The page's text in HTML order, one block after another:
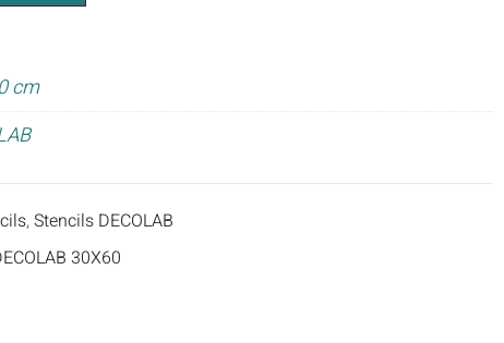
cm
,Stencils DECOLAB
30X60